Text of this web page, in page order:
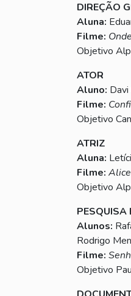
DIREÇÃO
Aluna:
Filme:
Objetivo
ATOR
Aluno:
Filme:
Objetivo
ATRIZ
Aluna:
Filme:
Objetivo
PESQUISA
Alunos:
Rodrigo
Filme:
Objetivo